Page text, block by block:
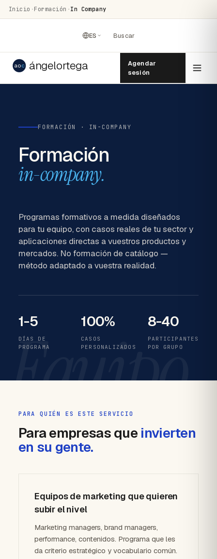
Inicio ·Formación ·In Company
ES Buscar
aoc ángelortega
Agendar
sesión
Equipo
FORMACIÓN · IN-COMPANY
Formación
in-company.
Programas formativos a medida diseñados
para tu equipo, con casos reales de tu sector y
aplicaciones directas a vuestros productos y
mercados. No formación de catálogo —
método adaptado a vuestra realidad.
1-5
DÍAS DE
PROGRAMA
100%
CASOS
PERSONALIZADOS
8-40
PARTICIPANTES
POR GRUPO
PARA QUIÉN ES ESTE SERVICIO
Para empresas que invierten
en su gente.
Equipos de marketing que quieren
subir el nivel
Marketing managers, brand managers,
performance, contenidos. Programa que les
da criterio estratégico y vocabulario común.